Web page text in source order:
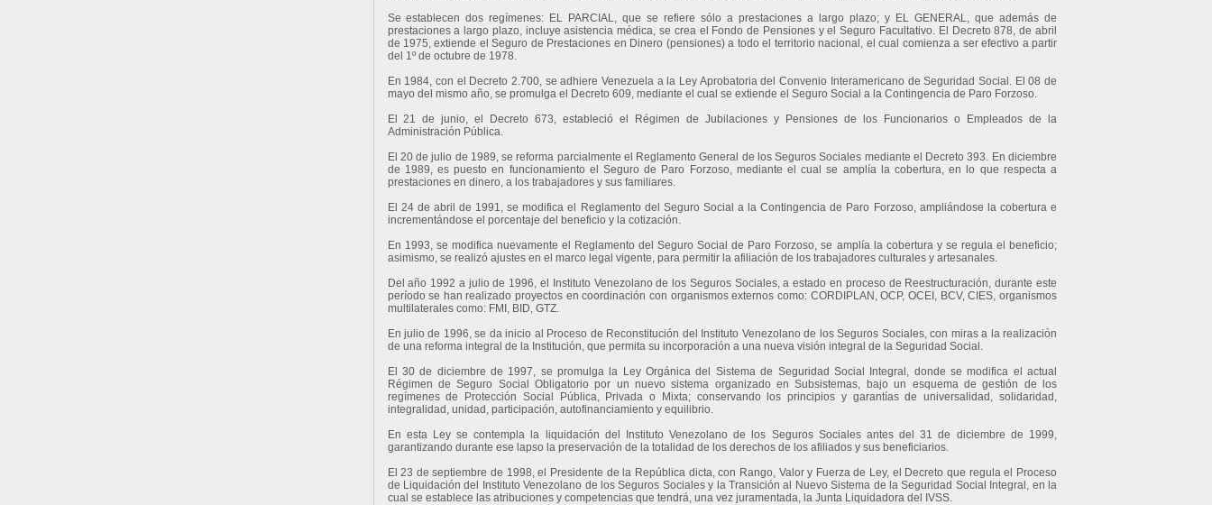
Se establecen dos regímenes: EL PARCIAL, que se refiere sólo a prestaciones a largo plazo; y EL GENERAL, que además de
prestaciones a largo plazo, incluye asistencia médica, se crea el Fondo de Pensiones y el Seguro Facultativo. El Decreto 878, de abril
de 1975, extiende el Seguro de Prestaciones en Dinero (pensiones) a todo el territorio nacional, el cual comienza a ser efectivo a partir
del 1º de octubre de 1978.
En 1984, con el Decreto 2.700, se adhiere Venezuela a la Ley Aprobatoria del Convenio Interamericano de Seguridad Social. El 08 de
mayo del mismo año, se promulga el Decreto 609, mediante el cual se extiende el Seguro Social a la Contingencia de Paro Forzoso.
El 21 de junio, el Decreto 673, estableció el Régimen de Jubilaciones y Pensiones de los Funcionarios o Empleados de la
Administración Pública.
El 20 de julio de 1989, se reforma parcialmente el Reglamento General de los Seguros Sociales mediante el Decreto 393. En diciembre
de 1989, es puesto en funcionamiento el Seguro de Paro Forzoso, mediante el cual se amplía la cobertura, en lo que respecta a
prestaciones en dinero, a los trabajadores y sus familiares.
El 24 de abril de 1991, se modifica el Reglamento del Seguro Social a la Contingencia de Paro Forzoso, ampliándose la cobertura e
incrementándose el porcentaje del beneficio y la cotización.
En 1993, se modifica nuevamente el Reglamento del Seguro Social de Paro Forzoso, se amplía la cobertura y se regula el beneficio;
asimismo, se realizó ajustes en el marco legal vigente, para permitir la afiliación de los trabajadores culturales y artesanales.
Del año 1992 a julio de 1996, el Instituto Venezolano de los Seguros Sociales, a estado en proceso de Reestructuración, durante este
período se han realizado proyectos en coordinación con organismos externos como: CORDIPLAN, OCP, OCEI, BCV, CIES, organismos
multilaterales como: FMI, BID, GTZ.
En julio de 1996, se da inicio al Proceso de Reconstitución del Instituto Venezolano de los Seguros Sociales, con miras a la realización
de una reforma integral de la Institución, que permita su incorporación a una nueva visión integral de la Seguridad Social.
El 30 de diciembre de 1997, se promulga la Ley Orgánica del Sistema de Seguridad Social Integral, donde se modifica el actual
Régimen de Seguro Social Obligatorio por un nuevo sistema organizado en Subsistemas, bajo un esquema de gestión de los
regímenes de Protección Social Pública, Privada o Mixta; conservando los principios y garantías de universalidad, solidaridad,
integralidad, unidad, participación, autofinanciamiento y equilibrio.
En esta Ley se contempla la liquidación del Instituto Venezolano de los Seguros Sociales antes del 31 de diciembre de 1999,
garantizando durante ese lapso la preservación de la totalidad de los derechos de los afiliados y sus beneficiarios.
El 23 de septiembre de 1998, el Presidente de la República dicta, con Rango, Valor y Fuerza de Ley, el Decreto que regula el Proceso
de Liquidación del Instituto Venezolano de los Seguros Sociales y la Transición al Nuevo Sistema de la Seguridad Social Integral, en la
cual se establece las atribuciones y competencias que tendrá, una vez juramentada, la Junta Liquidadora del IVSS.